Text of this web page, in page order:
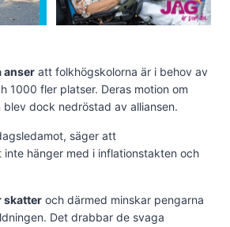
anser att folkhögskolorna är i behov av
1000 fler platser. Deras motion om
dock nedröstad av alliansen.
säger att
hänger med i inflationstakten och
skatter och därmed minskar pengarna
Det drabbar de svaga